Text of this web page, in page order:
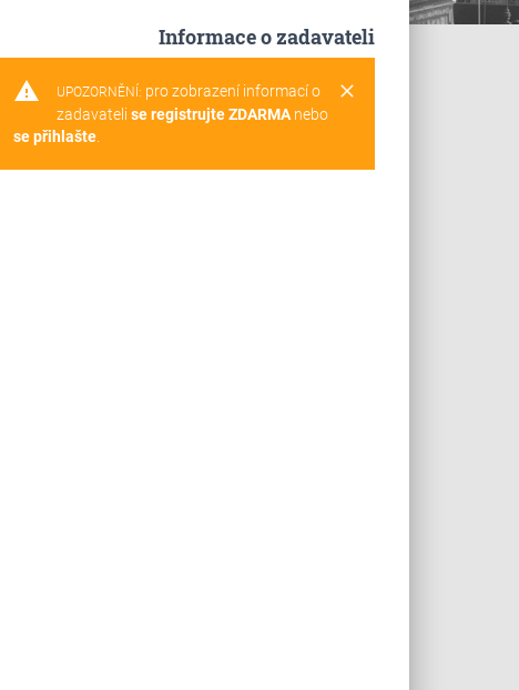
Informace o zadavateli
warning clear
UPOZORNĚNÍ: pro zobrazení informací o
zadavateli se registrujte ZDARMAnebo
se přihlašte.